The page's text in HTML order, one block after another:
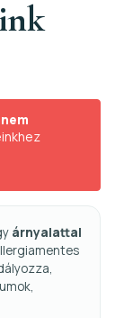
nem
árnyalattal